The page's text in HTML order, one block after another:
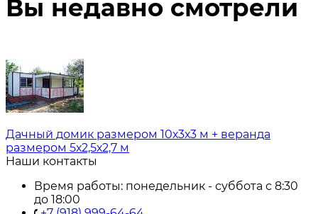
Вы недавно смотрели
Дачный домик размером 10х3х3 м + веранда
размером 5х2,5х2,7 м
Наши контакты
Время работы: понедельник - суббота с 8:30
до 18:00